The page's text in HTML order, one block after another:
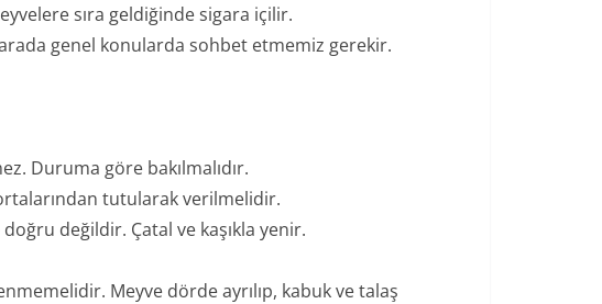
sıra geldiğinde sigara içilir.
arada genel konularda sohbet etmemiz gerekir.
Duruma göre bakılmalıdır.
tutularak verilmelidir.
değildir. Çatal ve kaşıkla yenir.
Meyve dörde ayrılıp, kabuk ve talaş